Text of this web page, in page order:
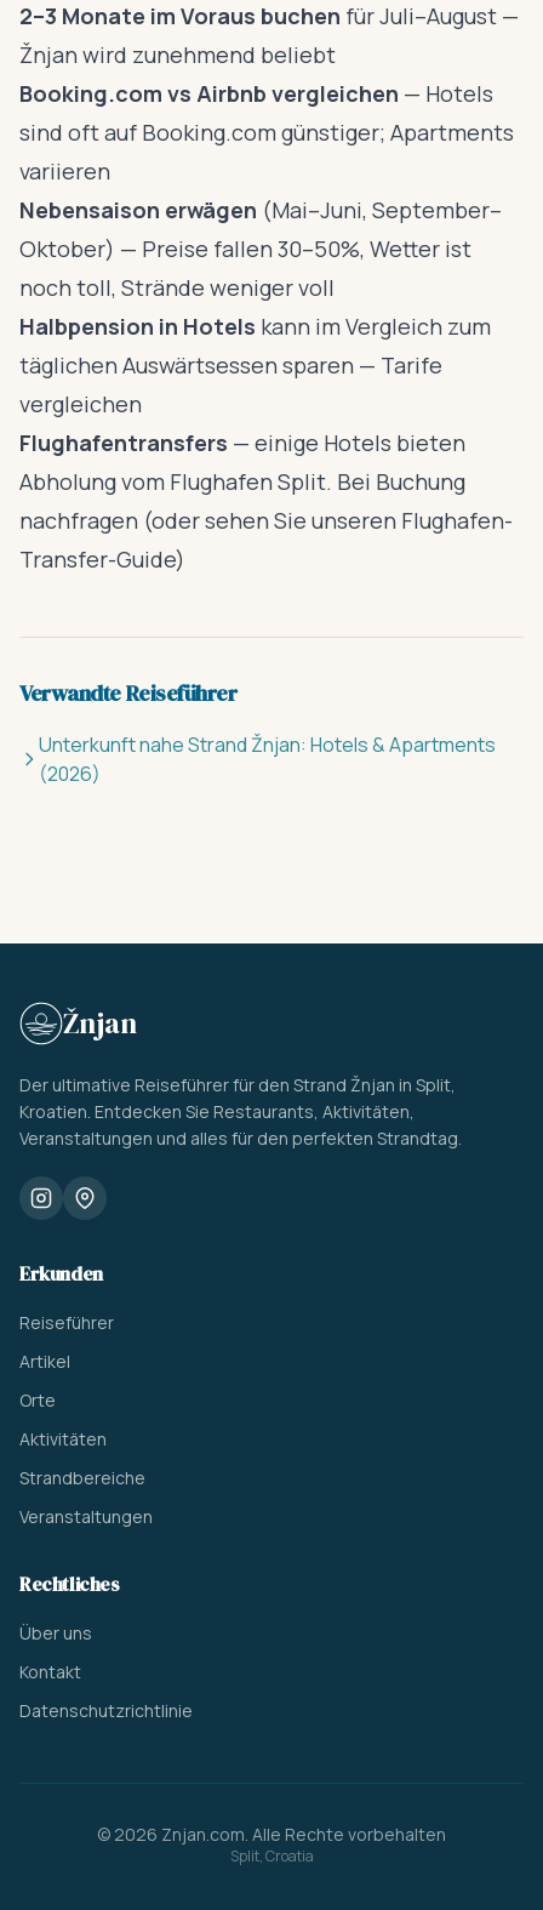
2–3 Monate im Voraus buchen für Juli–August —
Žnjan wird zunehmend beliebt
Booking.com vs Airbnb vergleichen — Hotels
sind oft auf Booking.com günstiger; Apartments
variieren
Nebensaison erwägen (Mai–Juni, September–
Oktober) — Preise fallen 30–50%, Wetter ist
noch toll, Strände weniger voll
Halbpension in Hotels kann im Vergleich zum
täglichen Auswärtsessen sparen — Tarife
vergleichen
Flughafentransfers — einige Hotels bieten
Abholung vom Flughafen Split. Bei Buchung
nachfragen (oder sehen Sie unseren Flughafen-
Transfer-Guide)
Verwandte Reiseführer
Unterkunft nahe Strand Žnjan: Hotels & Apartments
(2026)
Žnjan
Der ultimative Reiseführer für den Strand Žnjan in Split,
Kroatien. Entdecken Sie Restaurants, Aktivitäten,
Veranstaltungen und alles für den perfekten Strandtag.
Erkunden
Reiseführer
Artikel
Orte
Aktivitäten
Strandbereiche
Veranstaltungen
Rechtliches
Über uns
Kontakt
Datenschutzrichtlinie
© 2026 Znjan.com. Alle Rechte vorbehalten
Split, Croatia